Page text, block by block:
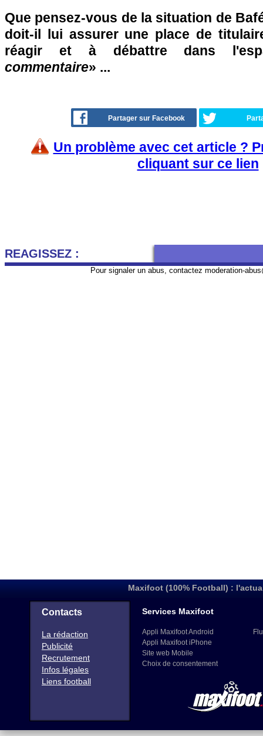
Que pensez-vous de la situation de
doit-il lui assurer une place de
réagir et à débattre dans
commentaire» ...
Partager sur Facebook
Un problème avec cet article ?
cliquant sur ce lien
REAGISSEZ :
Pour signaler un abus, contactez moderation-
Maxifoot (100% Football) :
Contacts
La rédaction
Publicité
Recrutement
Infos légales
Liens football
Services Maxifoot
Appli Maxifoot Android
Appli Maxifoot iPhone
Site web Mobile
Choix de consentement